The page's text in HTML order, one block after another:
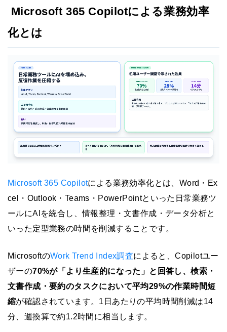
Microsoft 365 Copilotによる業務効率
化とは
Microsoft 365 Copilotによる業務効率化とは、Word・Ex
cel・Outlook・Teams・PowerPointといった日常業務ツ
ールにAIを統合し、情報整理・文書作成・データ分析と
いった定型業務の時間を削減することです。
MicrosoftのWork Trend Index調査によると、Copilotユー
ザーの70%が「より生産的になった」 と回答し、検索・
文書作成・要約のタスクにおいて平均29%の作業時間短
縮が確認されています。1日あたりの平均時間削減は14
分、週換算で約1.2時間に相当します。